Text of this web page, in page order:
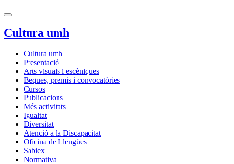
Cultura umh
Cultura umh
Presentació
Arts visuals i escèniques
Beques, premis i convocatòries
Cursos
Publicacions
Més activitats
Igualtat
Diversitat
Atenció a la Discapacitat
Oficina de Llengües
Sabiex
Normativa